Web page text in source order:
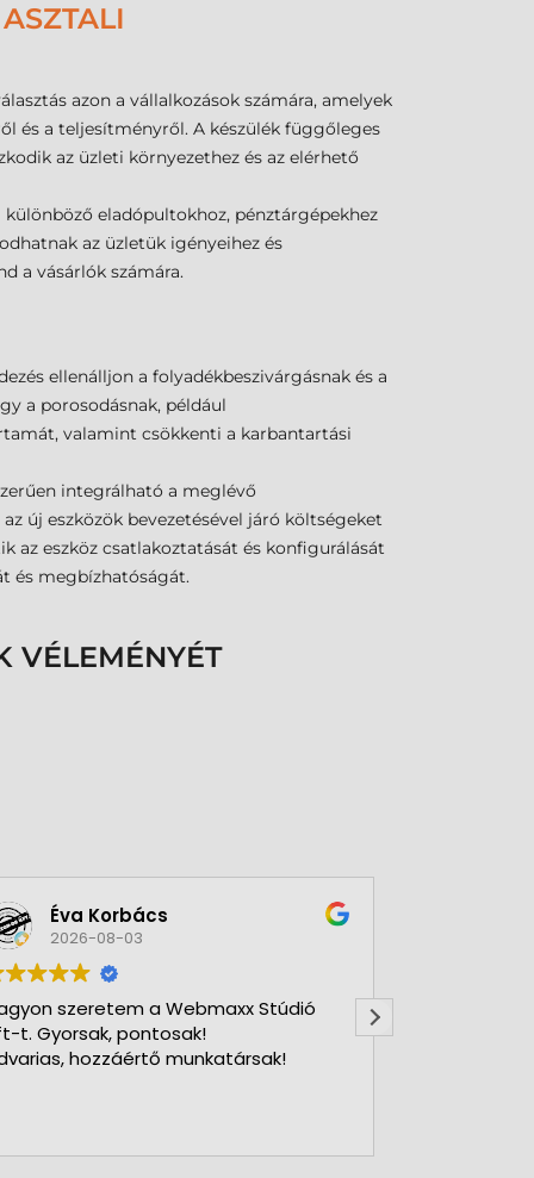
azon a vállalkozások számára, amelyek
és a teljesítményről. A készülék függőleges
az üzleti környezethez és az elérhető
eladópultokhoz, pénztárgépekhez
az üzletük igényeihez és
a vásárlók számára.
ellenálljon a folyadékbeszivárgásnak és a
a porosodásnak, például
valamint csökkenti a karbantartási
integrálható a meglévő
új eszközök bevezetésével járó költségeket
az eszköz csatlakoztatását és konfigurálását
és megbízhatóságát.
VÉLEMÉNYÉT
Éva Korbács
2026-08-03
szeretem a Webmaxx Stúdió
t. Gyorsak, pontosak!
hozzáértő munkatársak!